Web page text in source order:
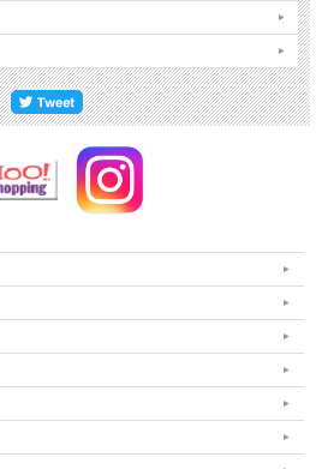
カテゴリはこちら
仏具カテゴリはこちら
い。